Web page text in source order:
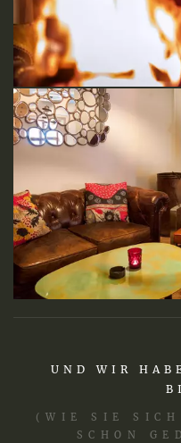
UND WIR
(WIE SIE SICH
SCHON